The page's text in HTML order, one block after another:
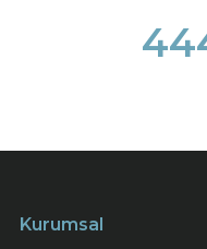
Kurumsal